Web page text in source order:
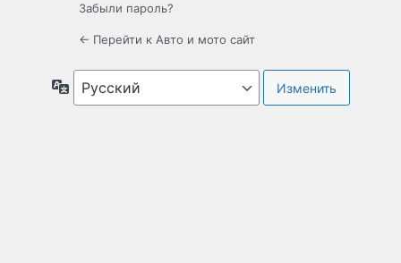
Забыли пароль?
← Перейти к Авто и мото сайт
Язык